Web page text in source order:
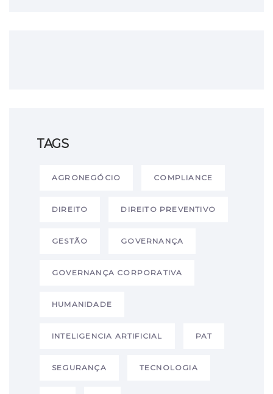
TAGS
AGRONEGÓCIO COMPLIANCE
DIREITO DIREITO PREVENTIVO
GESTÃO GOVERNANÇA
GOVERNANÇA CORPORATIVA
HUMANIDADE
INTELIGENCIA ARTIFICIAL PAT
SEGURANÇA TECNOLOGIA